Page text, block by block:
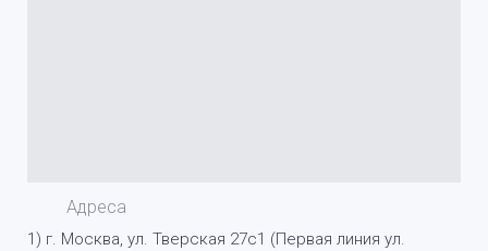
Адреса
1) г. Москва, ул. Тверская 27с1 (Первая линия ул.